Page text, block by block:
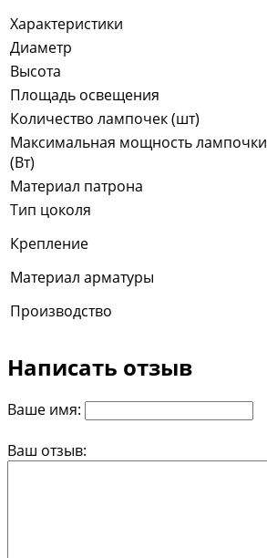
Характеристики
Диаметр
Высота
Площадь освещения
Количество лампочек (шт)
Максимальная мощность лампочки
(Вт)
Материал патрона
Тип цоколя
Крепление
Материал арматуры
Производство
Написать отзыв
Ваше имя:
Ваш отзыв: